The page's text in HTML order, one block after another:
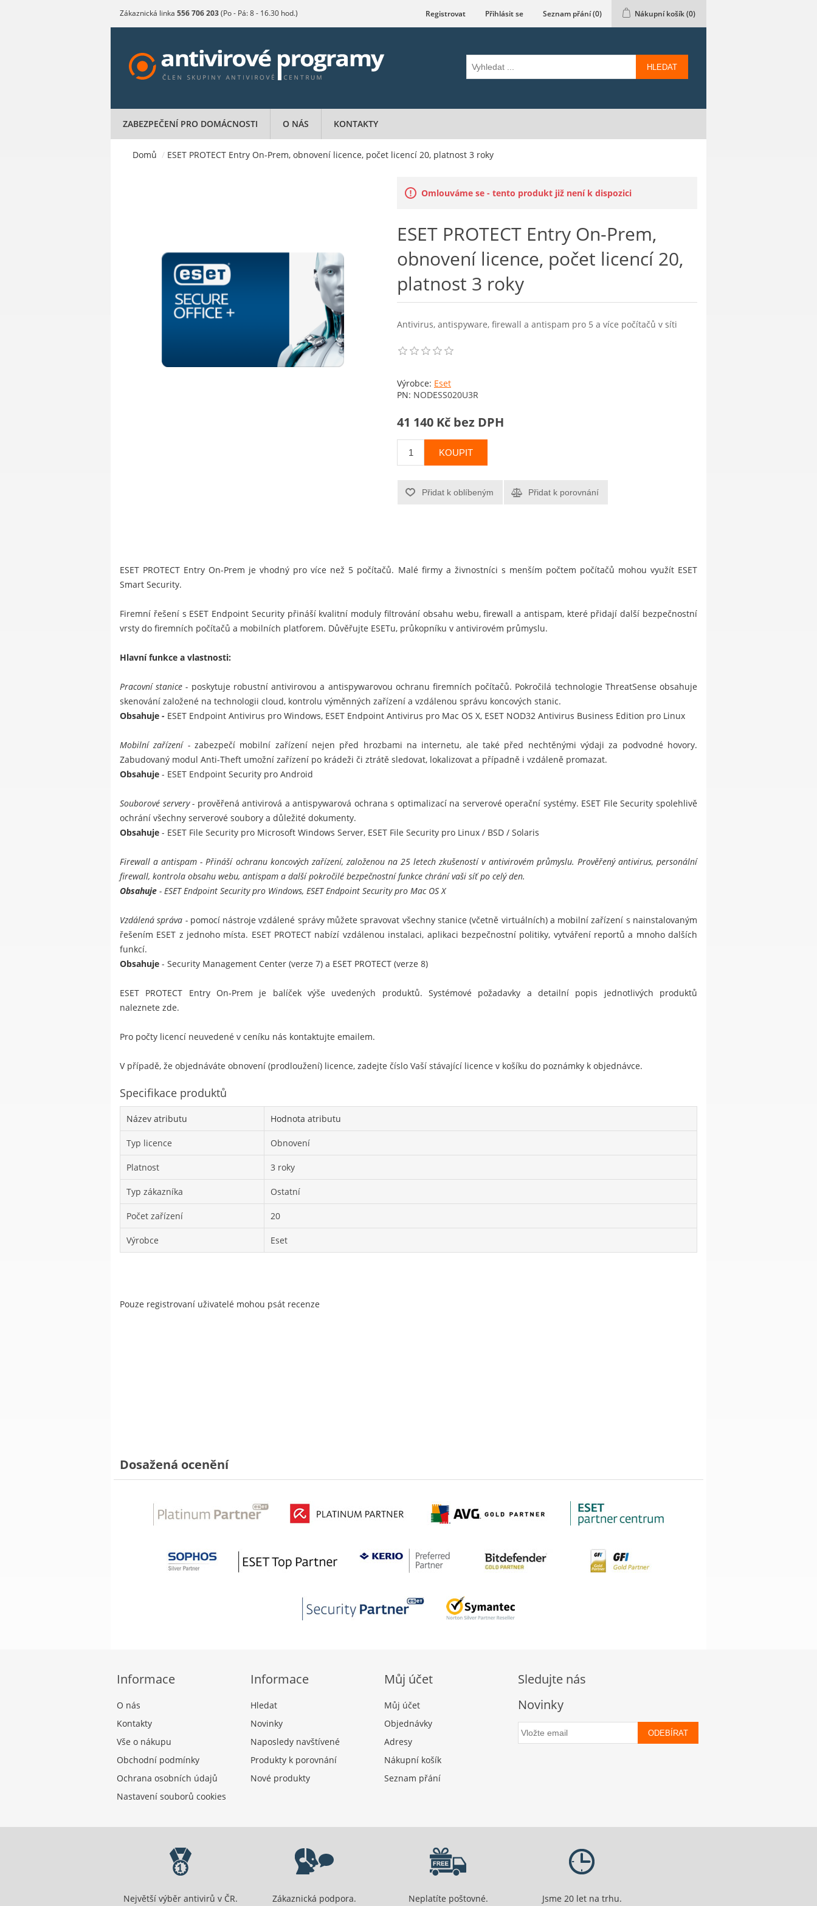
Zákaznická linka 556 706 203(Po - Pá: 8 - 16.30 hod.) Registrovat Přihlásit se Seznam přání(0) Nákupní košík(0)
HLEDAT
ZABEZPEČENÍ PRO DOMÁCNOSTI O NÁS KONTAKTY
Domů / ESET PROTECT Entry On-Prem, obnovení licence, počet licencí 20, platnost 3 roky
Omlouváme se - tento produkt již není k dispozici
ESET PROTECT Entry On-Prem,
obnovení licence, počet licencí 20,
platnost 3 roky
Antivirus, antispyware, firewall a antispam pro 5 a více počítačů v síti
Výrobce: Eset
PN: NODESS020U3R
41 140 Kč bez DPH
KOUPIT
Přidat k oblíbeným Přidat k porovnání
ESET PROTECT Entry On-Prem je vhodný pro více než 5 počítačů. Malé firmy a živnostníci s menším počtem počítačů mohou využít ESET
Smart Security.
Firemní řešení s ESET Endpoint Security přináší kvalitní moduly filtrování obsahu webu, firewall a antispam, které přidají další bezpečnostní
vrsty do firemních počítačů a mobilních platforem. Důvěřujte ESETu, průkopníku v antivirovém průmyslu.
Hlavní funkce a vlastnosti:
Pracovní stanice - poskytuje robustní antivirovou a antispywarovou ochranu firemních počítačů. Pokročilá technologie ThreatSense obsahuje
skenování založené na technologii cloud, kontrolu výměnných zařízení a vzdálenou správu koncových stanic.
Obsahuje - ESET Endpoint Antivirus pro Windows, ESET Endpoint Antivirus pro Mac OS X, ESET NOD32 Antivirus Business Edition pro Linux
Mobilní zařízení - zabezpečí mobilní zařízení nejen před hrozbami na internetu, ale také před nechtěnými výdaji za podvodné hovory.
Zabudovaný modul Anti-Theft umožní zařízení po krádeži či ztrátě sledovat, lokalizovat a případně i vzdáleně promazat.
Obsahuje - ESET Endpoint Security pro Android
Souborové servery - prověřená antivirová a antispywarová ochrana s optimalizací na serverové operační systémy. ESET File Security spolehlivě
ochrání všechny serverové soubory a důležité dokumenty.
Obsahuje - ESET File Security pro Microsoft Windows Server, ESET File Security pro Linux / BSD / Solaris
Firewall a antispam - Přináší ochranu koncových zařízení, založenou na 25 letech zkušeností v antivirovém průmyslu. Prověřený antivirus, personální
firewall, kontrola obsahu webu, antispam a další pokročilé bezpečnostní funkce chrání vaši síť po celý den.
Obsahuje - ESET Endpoint Security pro Windows, ESET Endpoint Security pro Mac OS X
Vzdálená správa - pomocí nástroje vzdálené správy můžete spravovat všechny stanice (včetně virtuálních) a mobilní zařízení s nainstalovaným
řešením ESET z jednoho místa. ESET PROTECT nabízí vzdálenou instalaci, aplikaci bezpečnostní politiky, vytváření reportů a mnoho dalších
funkcí.
Obsahuje - Security Management Center (verze 7) a ESET PROTECT (verze 8)
ESET PROTECT Entry On-Prem je balíček výše uvedených produktů. Systémové požadavky a detailní popis jednotlivých produktů
naleznete zde.
Pro počty licencí neuvedené v ceníku nás kontaktujte emailem.
V případě, že objednáváte obnovení (prodloužení) licence, zadejte číslo Vaší stávající licence v košíku do poznámky k objednávce.
Specifikace produktů
Název atributu Hodnota atributu
Typ licence Obnovení
Platnost 3 roky
Typ zákazníka Ostatní
Počet zařízení 20
Výrobce Eset
Pouze registrovaní uživatelé mohou psát recenze
Dosažená ocenění
Informace
O nás
Kontakty
Vše o nákupu
Obchodní podmínky
Ochrana osobních údajů
Nastavení souborů cookies
Informace
Hledat
Novinky
Naposledy navštívené
Produkty k porovnání
Nové produkty
Můj účet
Můj účet
Objednávky
Adresy
Nákupní košík
Seznam přání
Sledujte nás
Novinky
ODEBÍRAT
Největší výběr antivirů v ČR. Zákaznická podpora. Neplatíte poštovné. Jsme 20 let na trhu.